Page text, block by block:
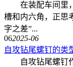
在装配车间里，
槽和内六角，正思
字之差”...
062025-06
自攻钻尾螺钉的类
自攻钻尾螺钉作